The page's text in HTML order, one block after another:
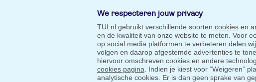
We respecteren jouw privacy
TUI.nl gebruikt verschillende soorten cookiesen
en de kwaliteit van onze website te meten. Voor
op social media platformen te verbeteren delen
volgen en daarop afgestemde advertenties te
hiervoor omschreven cookies en andere
cookies pagina . Indien je kiest voor “Weigeren”
analytische cookies. Er is dan geen sprake van